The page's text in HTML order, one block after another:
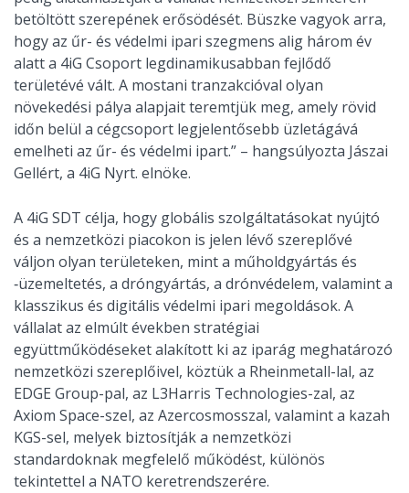
betöltött szerepének erősödését. Büszke vagyok arra,
hogy az űr- és védelmi ipari szegmens alig három év
alatt a 4iG Csoport legdinamikusabban fejlődő
területévé vált. A mostani tranzakcióval olyan
növekedési pálya alapjait teremtjük meg, amely rövid
időn belül a cégcsoport legjelentősebb üzletágává
emelheti az űr- és védelmi ipart.” – hangsúlyozta Jászai
Gellért, a 4iG Nyrt. elnöke.
A 4iG SDT célja, hogy globális szolgáltatásokat nyújtó
és a nemzetközi piacokon is jelen lévő szereplővé
váljon olyan területeken, mint a műholdgyártás és
‑üzemeltetés, a dróngyártás, a drónvédelem, valamint a
klasszikus és digitális védelmi ipari megoldások. A
vállalat az elmúlt években stratégiai
együttműködéseket alakított ki az iparág meghatározó
nemzetközi szereplőivel, köztük a Rheinmetall-lal, az
EDGE Group-pal, az L3Harris Technologies-zal, az
Axiom Space-szel, az Azercosmosszal, valamint a kazah
KGS-sel, melyek biztosítják a nemzetközi
standardoknak megfelelő működést, különös
tekintettel a NATO keretrendszerére.